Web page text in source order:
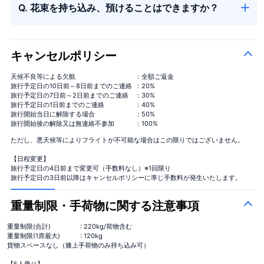
Q. 花束を持ち込み、預けることはできますか？
キャンセルポリシー
天候不良等による欠航
：全額ご返金
旅行予定日の10日前～8日前までのご連絡
：20%
旅行予定日の7日前～2日前までのご連絡
：30%
旅行予定日の1日前までのご連絡
：40%
旅行開始当日に解除する場合
：50%
旅行開始後の解除又は無連絡不参加
：100%
ただし、悪天候等によりフライトが不可能な場合はこの限りではございません。
【日程変更】
旅行予定日の4日前まで変更可（手数料なし）※1回限り
旅行予定日の3日前以降はキャンセルポリシーに準じ手数料が発生いたします。
重量制限・手荷物に関する注意事項
重量制限(合計)
: 220kg/荷物含む
重量制限(1席最大)
: 120kg
貨物スペースなし（膝上手荷物のみ持ち込み可）